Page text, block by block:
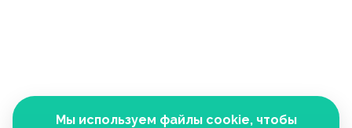
Мы используем файлы cookie, чтобы